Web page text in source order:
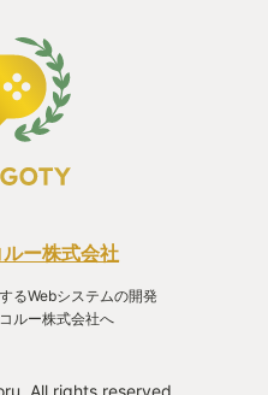
ラクエゆずりのテキスト芸
高いドラマ表現になってい
だが、屋根を作る必要はな
成立し、家具を作ることで寝
、拠点機能が整っていく。 作
るさまは、まるで初期ドラク
素材集め、建築のサイクルが
忙しく熱中できるゲームプレ
れは語ってもしょうがない。
りがとうとだけ言っておこ
セットになって真に輝く、と
ー株式会社
るWebシステムの開発
ルー株式会社へ
All rights reserved